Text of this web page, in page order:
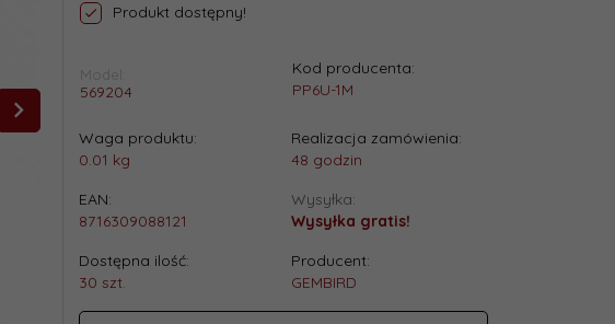
Produkt dostępny!
Model:
569204
Kod producenta:
PP6U-1M
Waga produktu:
0.01 kg
Realizacja zamówienia:
48 godzin
EAN:
8716309088121
Wysyłka:
Wysyłka gratis!
Dostępna ilość:
30 szt.
Producent:
GEMBIRD